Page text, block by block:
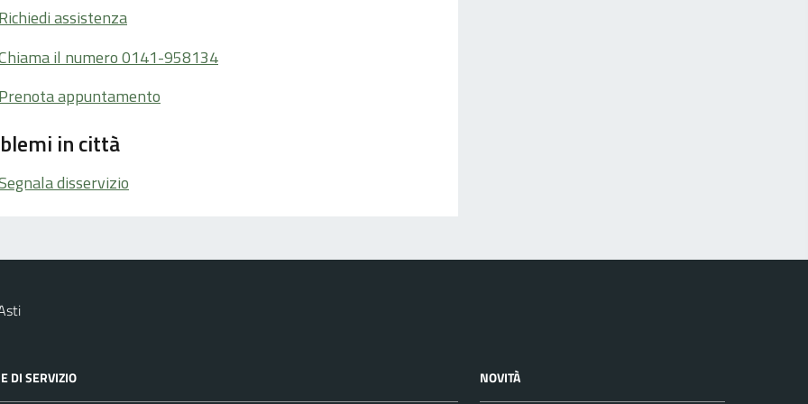
assistenza
il numero 0141-958134
appuntamento
in città
disservizio
DI SERVIZIO NOVITÀ